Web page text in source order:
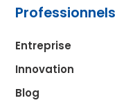
Professionnels
Entreprise
Innovation
Blog